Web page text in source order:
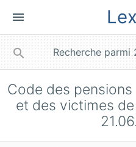
menu
search
Code des
et des victimes